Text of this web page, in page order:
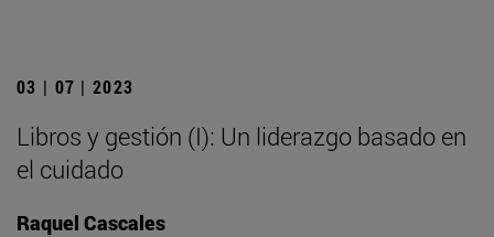
03 | 07 | 2023
Libros y gestión (I): Un liderazgo basado en
el cuidado
Raquel Cascales